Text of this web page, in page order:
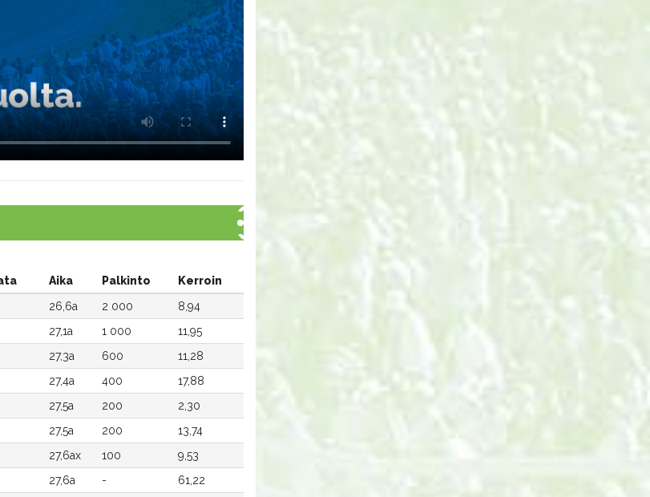
Aika Palkinto
Kerroin
26,6a 2 000
8,94
27,1a 1 000
11,95
27,3a 600
11,28
27,4a 400
17,88
27,5a 200
2,30
27,5a 200
13,74
27,6ax 100
9,53
27,6a -
61,22